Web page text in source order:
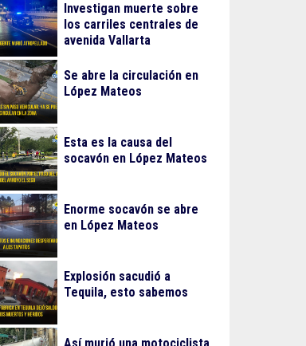
Investigan muerte sobre
los carriles centrales de
avenida Vallarta
Se abre la circulación en
López Mateos
Esta es la causa del
socavón en López Mateos
Enorme socavón se abre
en López Mateos
Explosión sacudió a
Tequila, esto sabemos